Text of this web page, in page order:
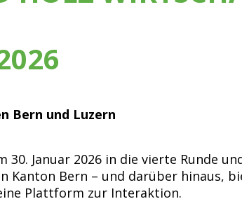
Bern und Luzern
30. Januar 2026 in die vierte
Kanton Bern – und darüber hinaus,
Plattform zur Interaktion.